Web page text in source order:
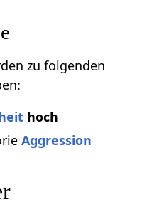
zu folgenden
hoch
Aggression